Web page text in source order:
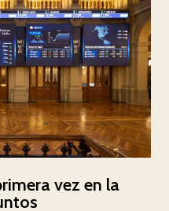
vez en la